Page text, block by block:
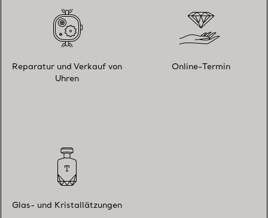
Reparatur und Verkauf von
Uhren
Online-Termin
Glas- und Kristallätzungen